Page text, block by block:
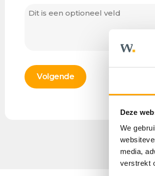
Deze
We
media,
verstrekt